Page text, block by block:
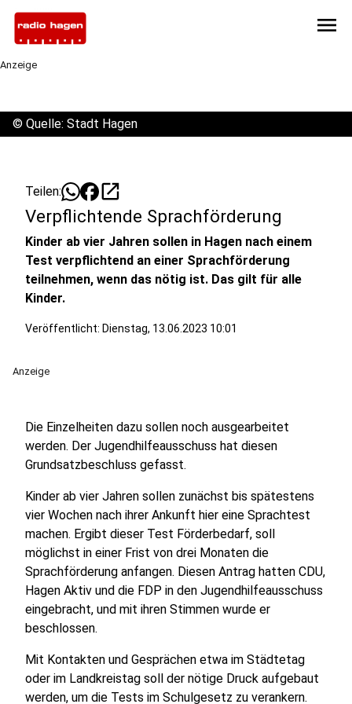
menu
Anzeige
© Quelle: Stadt Hagen
Teilen: open_in_new
Verpflichtende Sprachförderung
Kinder ab vier Jahren sollen in Hagen nach einem
Test verpflichtend an einer Sprachförderung
teilnehmen, wenn das nötig ist. Das gilt für alle
Kinder.
Veröffentlicht: Dienstag, 13.06.2023 10:01
Anzeige
Die Einzelheiten dazu sollen noch ausgearbeitet
werden. Der Jugendhilfeausschuss hat diesen
Grundsatzbeschluss gefasst.
Kinder ab vier Jahren sollen zunächst bis spätestens
vier Wochen nach ihrer Ankunft hier eine Sprachtest
machen. Ergibt dieser Test Förderbedarf, soll
möglichst in einer Frist von drei Monaten die
Sprachförderung anfangen. Diesen Antrag hatten CDU,
Hagen Aktiv und die FDP in den Jugendhilfeausschuss
eingebracht, und mit ihren Stimmen wurde er
beschlossen.
Mit Kontakten und Gesprächen etwa im Städtetag
oder im Landkreistag soll der nötige Druck aufgebaut
werden, um die Tests im Schulgesetz zu verankern.